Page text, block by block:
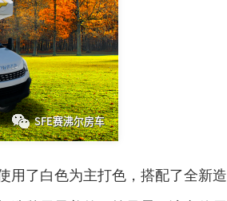
用了白色为主打色，搭配了全新造